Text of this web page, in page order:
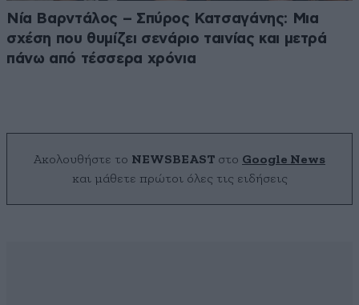
Νία Βαρντάλος – Σπύρος Κατσαγάνης: Μια
σχέση που θυμίζει σενάριο ταινίας και μετρά
πάνω από τέσσερα χρόνια
Ακολουθήστε το NEWSBEAST στο Google News
και μάθετε πρώτοι όλες τις ειδήσεις